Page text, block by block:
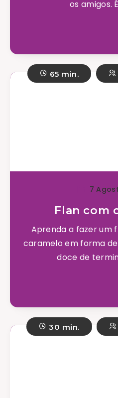
os amigos.
65 min.
7
Flan com
Aprenda a fazer um
caramelo em forma
doce de
30 min.